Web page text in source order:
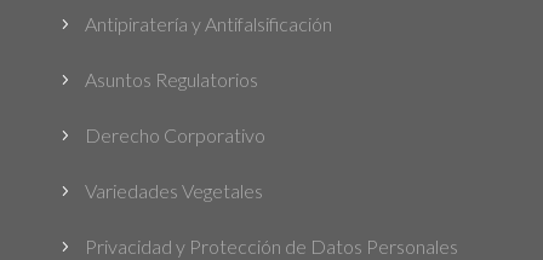
5 Antipiratería y Antifalsificación
5 Asuntos Regulatorios
5 Derecho Corporativo
5 Variedades Vegetales
5 Privacidad y Protección de Datos Personales